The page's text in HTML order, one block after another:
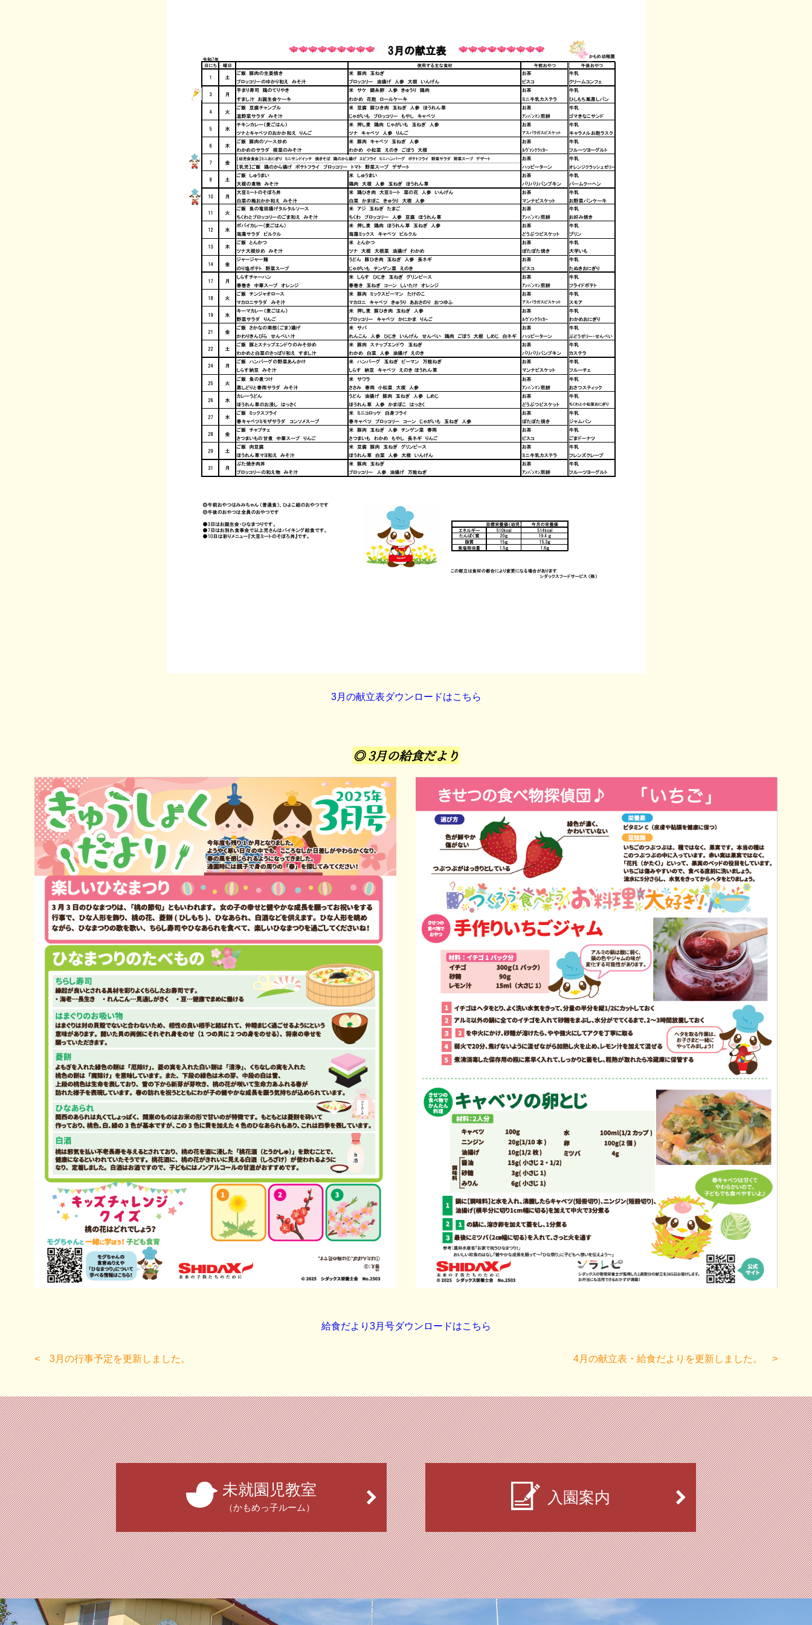
3月の献立表ダウンロードはこちら
◎ 3月の給食だより
給食だより3月号ダウンロードはこちら
3月の行事予定を更新しました。 4月の献立表・給食だよりを更新しました。
未就園児教室
（かもめっ子ルーム）
入園案内